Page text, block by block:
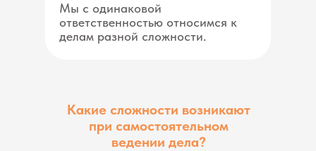
Мы с одинаковой
ответственностью относимся к
делам разной сложности.
Какие сложности возникают
при самостоятельном
ведении дела?